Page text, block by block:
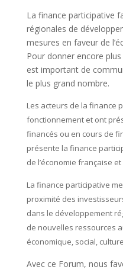
La finance participative
régionales de
mesures en faveur de
Pour donner encore
est important de
le plus grand nombre.
Les acteurs de la finance
fonctionnement et ont
financés ou en cours de
présente la finance
de l’économie française
La finance participative
proximité des
dans le développement
de nouvelles ressources
économique, social,
Avec ce Forum, nous